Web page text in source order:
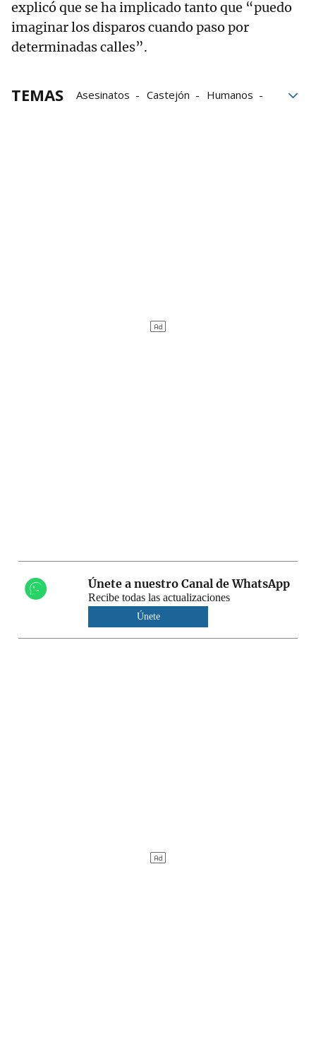
explicó que se ha implicado tanto que “puedo
imaginar los disparos cuando paso por
determinadas calles”.
TEMAS Asesinatos Castejón
Humanos
Únete a nuestro Canal de WhatsApp
Recibe todas las actualizaciones
Únete